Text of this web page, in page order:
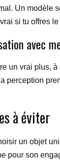
Un modèle
si tu offres
avec
un vrai plus,
perception
à éviter
un objet
pour son